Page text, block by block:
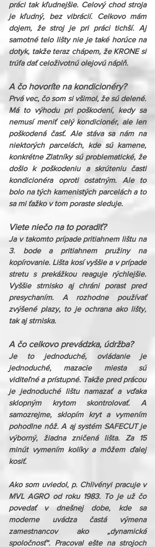
práci tak kľudnejšie. Celový chod stroja
je kľudný, bez vibrácií. Celkovo mám
dojem, že stroj je pri práci tichší. Aj
samotné telo lišty nie je také horúce na
dotyk, takže teraz chápem, že KRONE si
trúfa dať celoživotnú olejovú náplň.
A čo hovoríte na kondicionéry?
Prvá vec, čo som si všimol, že sú delené.
Má to výhodu pri poškodení, kedy sa
nemusí meniť celý kondicionér, ale len
poškodená časť. Ale stáva sa nám na
niektorých parcelách, kde sú kamene,
konkrétne Zlatníky sú problematické, že
došlo k poškodeniu a skrúteniu časti
kondicionéra oproti ostatným. Ale to
bolo na tých kamenistých parcelách a to
sa mi ťažko v tom poraste sleduje.
Viete niečo na to poradiť?
Ja v takomto prípade pritiahnem lištu na
3. bode a pritiahnem pružiny na
kopírovanie. Lišta kosí vyššie a v prípade
stretu s prekážkou reaguje rýchlejšie.
Vyššie strnisko aj chráni porast pred
presychaním. A rozhodne používať
zvýšené plazy, to je ochrana ako lišty,
tak aj strniska.
A čo celkovo prevádzka, údržba?
Je to jednoduché, ovládanie je
jednoduché, mazacie miesta sú
viditeľné a prístupné. Takže pred prácou
je jednoduché lištu namazať a vďaka
sklopným krytom skontrolovať. A
samozrejme, sklopím kryt a vymením
pohodlne nôž. A aj systém SAFECUT je
výborný, žiadna zničená lišta. Za 15
minút vymením kolíky a môžem ďalej
kosiť.
Ako som uviedol, p. Chlivényi pracuje v
MVL AGRO od roku 1983. To je už čo
povedať v dnešnej dobe, kde sa
moderne uvádza častá výmena
zamestnancov ako „dynamická
spoločnosť“. Pracoval ešte na strojoch